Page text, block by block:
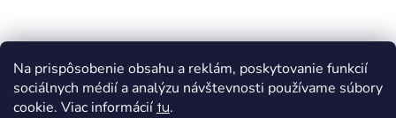
Na prispôsobenie obsahu a reklám, poskytovanie funkcií
sociálnych médií a analýzu návštevnosti používame súbory
cookie. Viac informácií tu.